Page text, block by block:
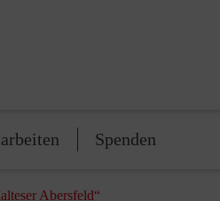
Spenden
Abersfeld“